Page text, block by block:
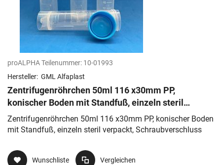
proALPHA Teilenummer: 10-01993
Hersteller: GML Alfaplast
Zentrifugenröhrchen 50ml 116 x30mm PP,
konischer Boden mit Standfuß, einzeln steril
verpackt, Schraubverschluss
Zentrifugenröhrchen 50ml 116 x30mm PP, konischer Boden
mit Standfuß, einzeln steril verpackt, Schraubverschluss
Wunschliste Vergleichen